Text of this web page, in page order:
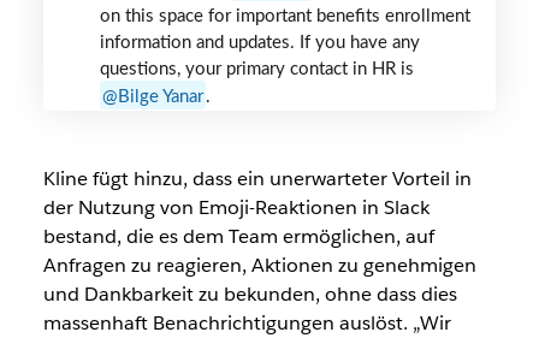
on this space for important benefits enrollment
information and updates. If you have any
questions, your primary contact in HR is
Bilge Yanar.
Kline fügt hinzu, dass ein unerwarteter Vorteil in
der Nutzung von Emoji-Reaktionen in Slack
bestand, die es dem Team ermöglichen, auf
Anfragen zu reagieren, Aktionen zu genehmigen
und Dankbarkeit zu bekunden, ohne dass dies
massenhaft Benachrichtigungen auslöst. „Wir